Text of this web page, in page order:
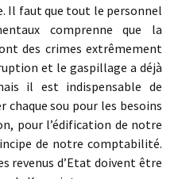
Il faut que tout le personnel
comprenne que la
des crimes extrêmement
et le gaspillage a déjà
il est indispensable de
chaque sou pour les besoins
pour l’édification de notre
de notre comptabilité.
revenus d’Etat doivent être